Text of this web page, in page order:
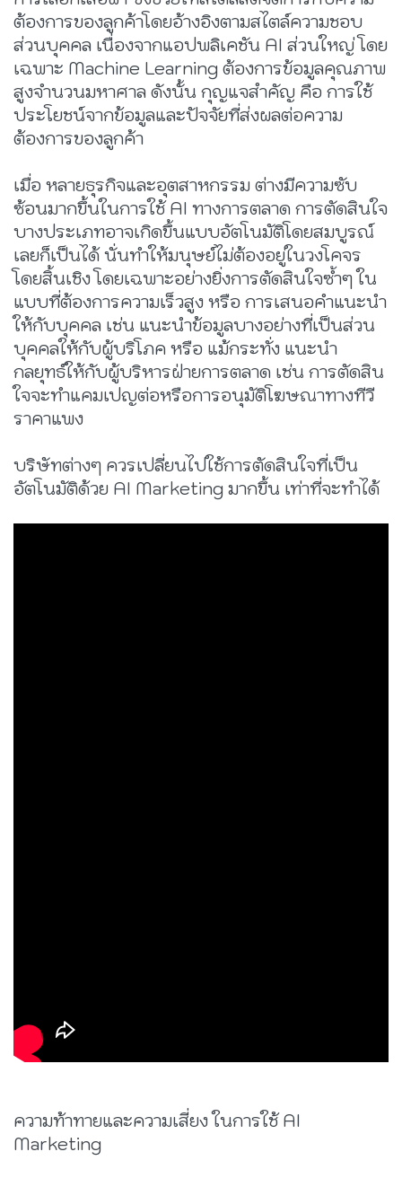
ต้องการของลูกค้าโดยอ้างอิงตามสไตล์ความชอบ
ส่วนบุคคล เนื่องจากแอปพลิเคชัน AI ส่วนใหญ่ โดย
เฉพาะ Machine Learning ต้องการข้อมูลคุณภาพ
สูงจำนวนมหาศาล ดังนั้น กุญแจสำคัญ คือ การใช้
ประโยชน์จากข้อมูลและปัจจัยที่ส่งผลต่อความ
ต้องการของลูกค้า
เมื่อ หลายธุรกิจและอุตสาหกรรม ต่างมีความซับ
ซ้อนมากขึ้นในการใช้ AI ทางการตลาด การตัดสินใจ
บางประเภทอาจเกิดขึ้นแบบอัตโนมัติโดยสมบูรณ์
เลยก็เป็นได้ นั่นทำให้มนุษย์ไม่ต้องอยู่ในวงโคจร
โดยสิ้นเชิง โดยเฉพาะอย่างยิ่งการตัดสินใจซ้ำๆ ใน
แบบที่ต้องการความเร็วสูง หรือ การเสนอคำแนะนำ
ให้กับบุคคล เช่น แนะนำข้อมูลบางอย่างที่เป็นส่วน
บุคคลให้กับผู้บริโภค หรือ แม้กระทั่ง แนะนำ
กลยุทธ์ให้กับผู้บริหารฝ่ายการตลาด เช่น การตัดสิน
ใจจะทำแคมเปญต่อหรือการอนุมัติโฆษณาทางทีวี
ราคาแพง
บริษัทต่างๆ ควรเปลี่ยนไปใช้การตัดสินใจที่เป็น
อัตโนมัติด้วย AI Marketing มากขึ้น เท่าที่จะทำได้
ความท้าทายและความเสี่ยง ในการใช้ AI
Marketing